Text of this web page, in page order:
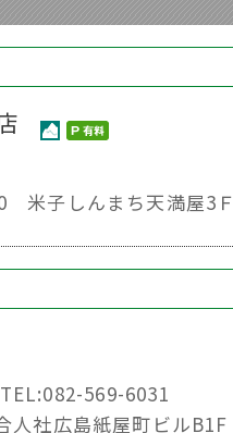
米子しんまち天満屋3Ｆ
TEL:082-569-6031
社広島紙屋町ビルB1F